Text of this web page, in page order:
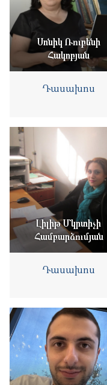
Սոնիկ Ռուբենի
Հակոբյան
Դասախոս
Լիլիթ Մկրտիչի
Համբարձումյան
Դասախոս